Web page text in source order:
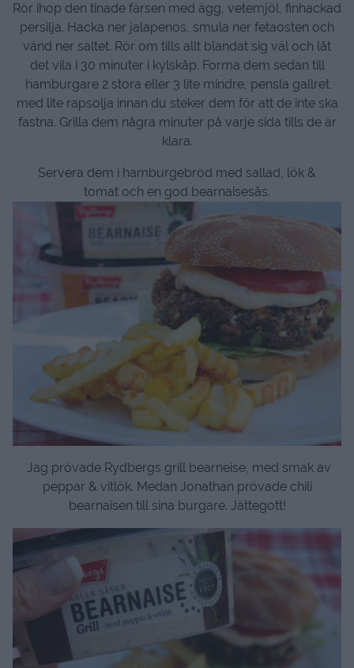
Rör ihop den tinade färsen med ägg, vetemjöl, finhackad
persilja. Hacka ner jalapenos, smula ner fetaosten och
vänd ner saltet. Rör om tills allt blandat sig väl och låt
det vila i 30 minuter i kylskåp. Forma dem sedan till
hamburgare 2 stora eller 3 lite mindre, pensla gallret
med lite rapsolja innan du steker dem för att de inte ska
fastna. Grilla dem några minuter på varje sida tills de är
klara.
Servera dem i hamburgebröd med sallad, lök &
tomat och en god bearnaisesås.
Jag prövade Rydbergs grill bearneise, med smak av
peppar & vitlök. Medan Jonathan prövade chili
bearnaisen till sina burgare. Jättegott!